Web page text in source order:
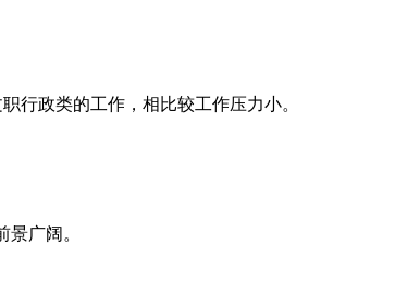
行政类的工作，相比较工作压力小。
广阔。